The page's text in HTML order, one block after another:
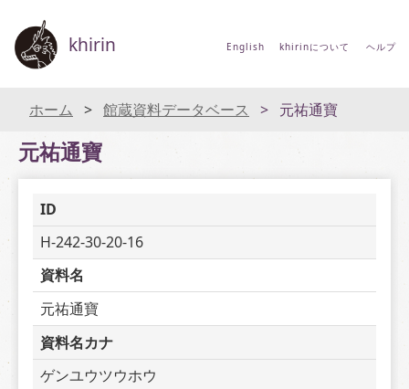
khirin English khirinについて ヘルプ
ホーム 館蔵資料データベース 元祐通寶
元祐通寶
ID
H-242-30-20-16
資料名
元祐通寶
資料名カナ
ゲンユウツウホウ